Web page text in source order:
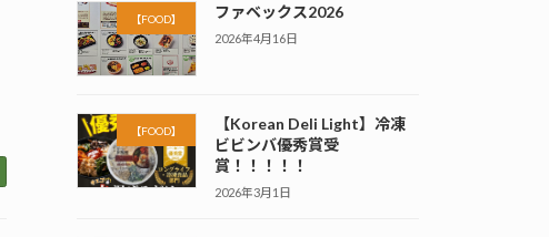
【FOOD】 ファベックス2026
2026年4月16日
【FOOD】
【Korean Deli Light】冷凍
ビビンバ優秀賞受
賞！！！！！
2026年3月1日